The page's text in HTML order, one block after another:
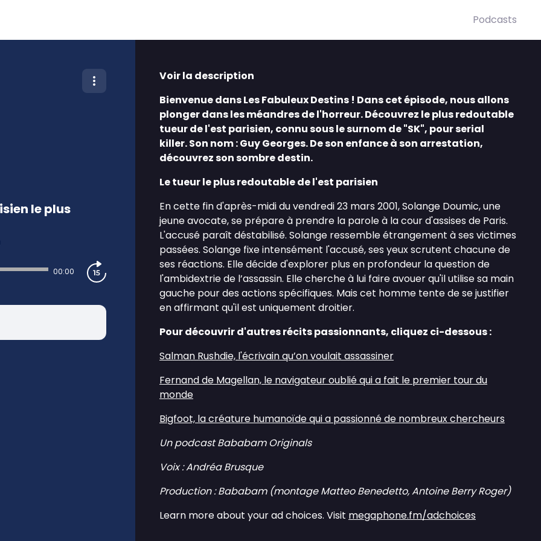
Podcasts
le plus
00:00
Voir la description
Bienvenue dans Les Fabuleux Destins ! Dans cet épisode, nous allons
plonger dans les méandres de l'horreur. Découvrez le plus redoutable
tueur de l'est parisien, connu sous le surnom de "SK", pour serial
killer. Son nom : Guy Georges. De son enfance à son arrestation,
découvrez son sombre destin.
Le tueur le plus redoutable de l'est parisien
En cette fin d'après-midi du vendredi 23 mars 2001, Solange Doumic, une
jeune avocate, se prépare à prendre la parole à la cour d'assises de Paris.
L'accusé paraît déstabilisé. Solange ressemble étrangement à ses victimes
passées. Solange fixe intensément l'accusé, ses yeux scrutent chacune de
ses réactions. Elle décide d'explorer plus en profondeur la question de
l'ambidextrie de l’assassin. Elle cherche à lui faire avouer qu'il utilise sa main
gauche pour des actions spécifiques. Mais cet homme tente de se justifier
en affirmant qu'il est uniquement droitier.
Pour découvrir d'autres récits passionnants, cliquez ci-dessous :
Salman Rushdie, l'écrivain qu’on voulait assassiner
Fernand de Magellan, le navigateur oublié qui a fait le premier tour du
monde
Bigfoot, la créature humanoïde qui a passionné de nombreux chercheurs
Un podcast Bababam Originals
Voix : Andréa Brusque
Production : Bababam (montage Matteo Benedetto, Antoine Berry Roger)
Learn more about your ad choices. Visit megaphone.fm/adchoices